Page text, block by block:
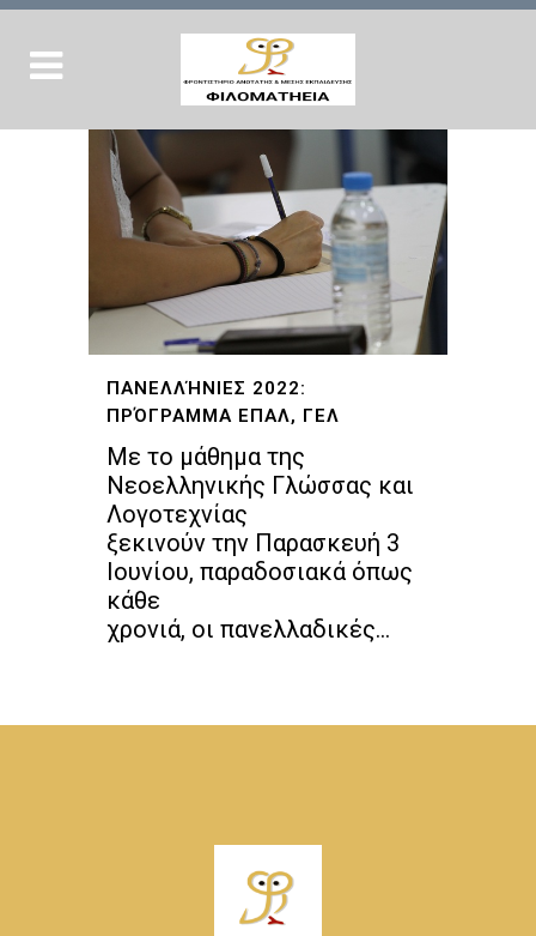
ΠΑΝΕΛΛΉΝΙΕΣ 2022:
ΠΡΌΓΡΑΜΜΑ ΕΠΑΛ, ΓΕΛ
Με το μάθημα της
Νεοελληνικής Γλώσσας και
Λογοτεχνίας
ξεκινούν την Παρασκευή 3
Ιουνίου, παραδοσιακά όπως
κάθε
χρονιά, οι πανελλαδικές...